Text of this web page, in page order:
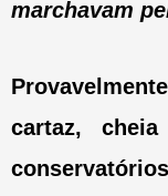
marchavam
cartaz,